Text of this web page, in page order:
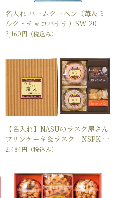
名入れ バームクーヘン（苺＆ミ
ルク・チョコバナナ）SW-20
2,160円 （税込み）
【名入れ】NASUのラスク屋さん
プリンケーキ＆ラスク NSPK-2
5
2,484円 （税込み）